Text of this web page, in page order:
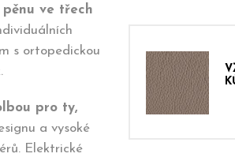
ve třech
s ortopedickou
pro ty,
a vysoké
Elektrické